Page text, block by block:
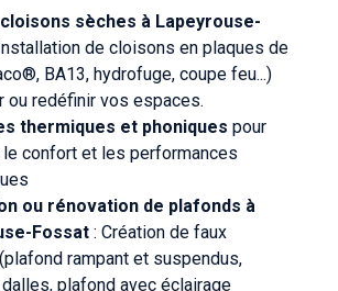
sèches à Lapeyrouse-
de cloisons en plaques de
BA13, hydrofuge, coupe feu...)
ou redéfinir vos espaces.
thermiques et phoniques pour
confort et les performances
ou rénovation de plafonds à
Fossat : Création de faux
rampant et suspendus,
plafond avec éclairage